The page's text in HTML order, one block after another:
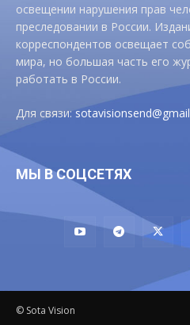
освещении нарушения прав
преследовании в России.
корреспондентов освещает
мира, но большая часть его
работать в России.
Для связи:
МЫ В СОЦСЕТЯХ
© Sota Vision